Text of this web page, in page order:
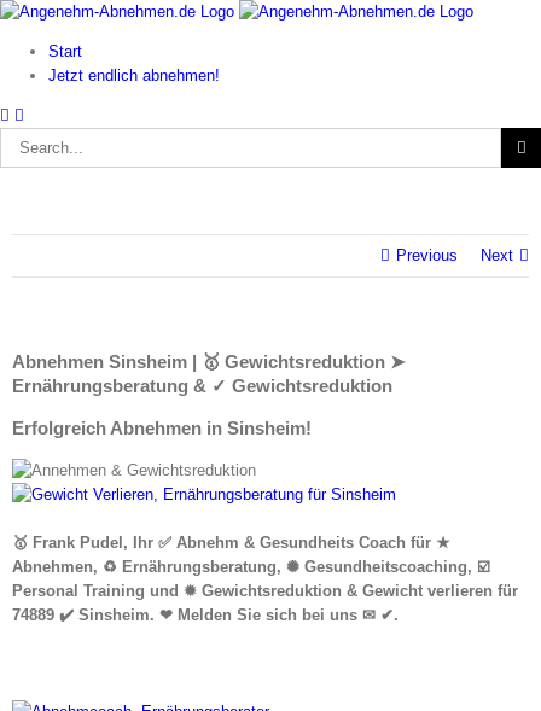
Skip
contentStart
Jetzt endlich abnehmen!
Search
for:
Previous Next
Abnehmen Sinsheim | 🥇 Gewichtsreduktion ➤
Ernährungsberatung & ✓ Gewichtsreduktion
Erfolgreich Abnehmen in Sinsheim!
🥇 Frank Pudel, Ihr ✅ Abnehm & Gesundheits Coach für ★
Abnehmen, ♻ Ernährungsberatung, ✺ Gesundheitscoaching, ☑️
Personal Training und ✹ Gewichtsreduktion & Gewicht verlieren für
74889 ✔️ Sinsheim. ❤ Melden Sie sich bei uns ✉ ✔.